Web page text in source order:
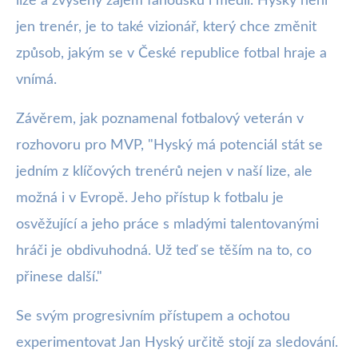
jen trenér, je to také vizionář, který chce změnit
způsob, jakým se v České republice fotbal hraje a
vnímá.
Závěrem, jak poznamenal fotbalový veterán v
rozhovoru pro MVP, "Hyský má potenciál stát se
jedním z klíčových trenérů nejen v naší lize, ale
možná i v Evropě. Jeho přístup k fotbalu je
osvěžující a jeho práce s mladými talentovanými
hráči je obdivuhodná. Už teď se těším na to, co
přinese další."
Se svým progresivním přístupem a ochotou
experimentovat Jan Hyský určitě stojí za sledování.